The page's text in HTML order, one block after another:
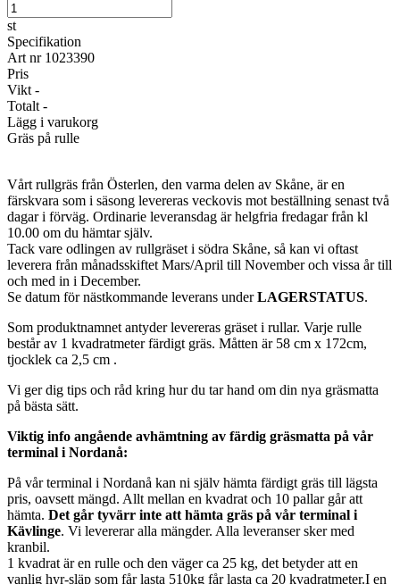
st
Specifikation
Art nr 1023390
Pris
Vikt -
Totalt -
Lägg i varukorg
Gräs på rulle
Vårt rullgräs från Österlen, den varma delen av Skåne, är en
färskvara som i säsong levereras veckovis mot beställning senast två
dagar i förväg. Ordinarie leveransdag är helgfria fredagar från kl
10.00 om du hämtar själv.
Tack vare odlingen av rullgräset i södra Skåne, så kan vi oftast
leverera från månadsskiftet Mars/April till November och vissa år till
och med in i December.
Se datum för nästkommande leverans underLAGERSTATUS.
Som produktnamnet antyder levereras gräset i rullar. Varje rulle
består av 1 kvadratmeter färdigt gräs. Måtten är 58 cm x 172cm,
tjocklek ca 2,5 cm .
Vi ger dig tips och råd kring hur du tar hand om din nya gräsmatta
på bästa sätt.
Viktig info angående avhämtning av färdig gräsmatta på vår
terminal i Nordanå:
På vår terminal i Nordanå kan ni själv hämta färdigt gräs till lägsta
pris, oavsett mängd. Allt mellan en kvadrat och 10 pallar går att
hämta. Det går tyvärr inte att hämta gräs på vår terminal i
Kävlinge. Vi levererar alla mängder. Alla leveranser sker med
kranbil.
1 kvadrat är en rulle och den väger ca 25 kg, det betyder att en
vanlig hyr-släp som får lasta 510kg får lasta ca 20 kvadratmeter.I en